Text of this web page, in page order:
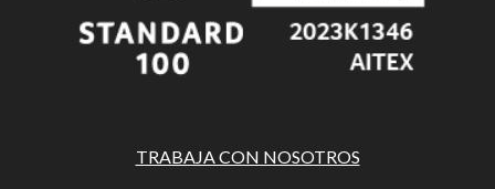
TRABAJA CON NOSOTROS